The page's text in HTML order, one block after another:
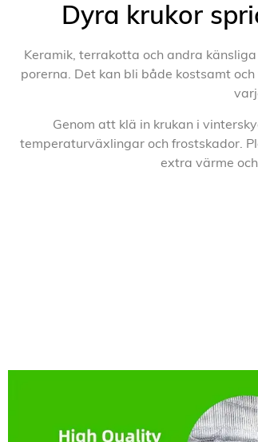
Dyra krukor
Keramik, terrakotta och andra
porerna. Det kan bli både kostsamt
Genom att klä in krukan i
temperaturväxlingar och frostskador.
extra värme